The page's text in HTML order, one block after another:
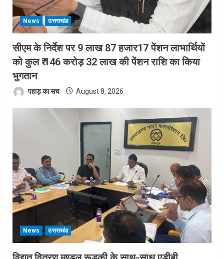
News उत्तराखंड
सीएम के निर्देश पर 9 लाख 87 हजार17 पेंशन लाभार्थियों
को कुल ₹ 146 करोड़ 32 लाख की पेंशन राशि का किया
भुगतान
पहाड़ का सच August 8, 2026
News उत्तराखंड